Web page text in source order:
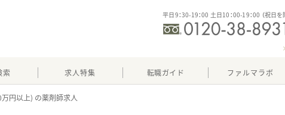
平日9：30-19：00 土日10：00-19：00 （祝日を
索 求人特集 転職ガイド ファルマラボ
円以上)